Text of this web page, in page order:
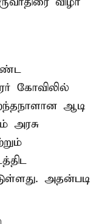
கோவிலில்
ஆடி
அரசு
அதன்படி